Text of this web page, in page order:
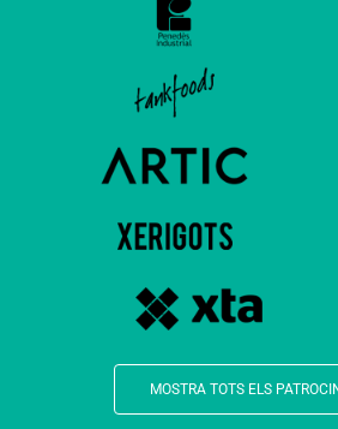
MOSTRA TOTS ELS